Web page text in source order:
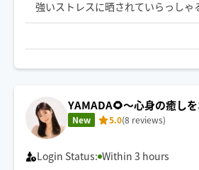
強いストレスに晒されていらっしゃ
です。
電子音では感じ得ないオルゴール
世界一気持ち良いと言われているタ
融合🇹🇭終わった後の不思議な心地
ス状態のα波が確認された器具です
YAMADA🌻〜心身の癒し
New 5.0(8 reviews)
Login Status: Within 3 hours